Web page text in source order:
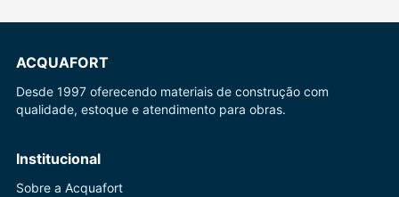
ACQUAFORT
Desde 1997 oferecendo materiais de construção com
qualidade, estoque e atendimento para obras.
Institucional
Sobre a Acquafort